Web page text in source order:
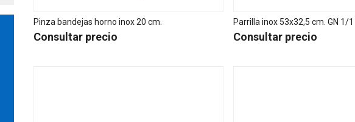
Pinza bandejas horno inox 20 cm.
Consultar precio
Parrilla inox 53x32,5 cm. GN 1/1
Consultar precio